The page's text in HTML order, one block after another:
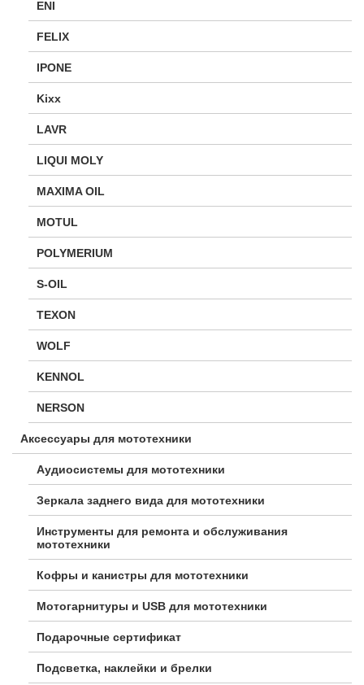
ENI
FELIX
IPONE
Kixx
LAVR
LIQUI MOLY
MAXIMA OIL
MOTUL
POLYMERIUM
S-OIL
TEXON
WOLF
KENNOL
NERSON
Аксессуары для мототехники
Аудиосистемы для мототехники
Зеркала заднего вида для мототехники
Инструменты для ремонта и обслуживания
мототехники
Кофры и канистры для мототехники
Мотогарнитуры и USB для мототехники
Подарочные сертификат
Подсветка, наклейки и брелки